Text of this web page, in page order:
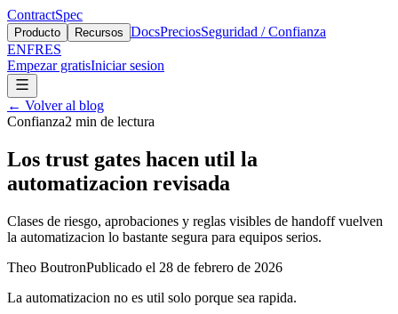
ContractSpec
Producto Recursos DocsPreciosSeguridad / Confianza
ENFRES
Empezar gratisIniciar sesion
← Volver al blog
Confianza2 min de lectura
Los trust gates hacen util la
automatizacion revisada
Clases de riesgo, aprobaciones y reglas visibles de handoff vuelven
la automatizacion lo bastante segura para equipos serios.
Theo BoutronPublicado el 28 de febrero de 2026
La automatizacion no es util solo porque sea rapida.